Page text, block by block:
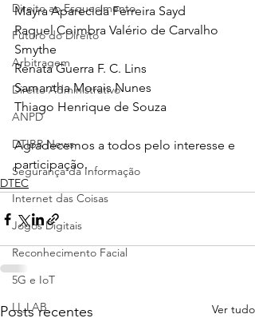
Direito ao Esquecimento
Futuro do Direito
Arbitragem
Direito Administrativo
ANPD
DTIBR News
Segurança da Informação
Internet das Coisas
Jogos Digitais
Reconhecimento Facial
5G e IoT
LI_LAB
Mayra Aparecida Ferreira Sayd
Raquel Coimbra Valério de Carvalho
Smythe
Renata Guerra F. C. Lins
Samantha Morais Nunes
Thiago Henrique de Souza
Agradecemos a todos pelo interesse e
participação.
DTEC
Posts recentes Ver tudo